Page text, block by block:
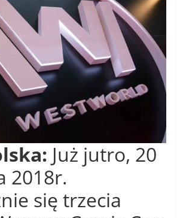
Już jutro, 20
2018r.
się trzecia